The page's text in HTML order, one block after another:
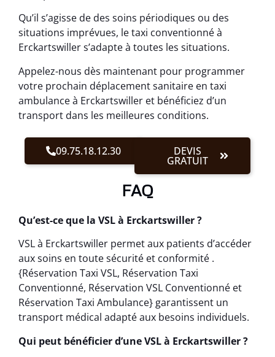
Qu’il s’agisse de des soins périodiques ou des
situations imprévues, le taxi conventionné à
Erckartswiller s’adapte à toutes les situations.
Appelez-nous dès maintenant pour programmer
votre prochain déplacement sanitaire en taxi
ambulance à Erckartswiller et bénéficiez d’un
transport dans les meilleures conditions.
09.75.18.12.30 DEVIS
GRATUIT
FAQ
Qu’est-ce que la VSL à Erckartswiller ?
VSL à Erckartswiller permet aux patients d’accéder
aux soins en toute sécurité et conformité .
{Réservation Taxi VSL, Réservation Taxi
Conventionné, Réservation VSL Conventionné et
Réservation Taxi Ambulance} garantissent un
transport médical adapté aux besoins individuels.
Qui peut bénéficier d’une VSL à Erckartswiller ?